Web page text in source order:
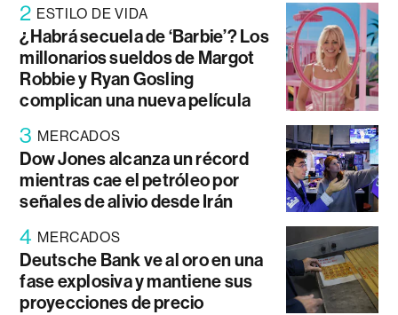
2 ESTILO DE VIDA
¿Habrá secuela de ‘Barbie’? Los
millonarios sueldos de Margot
Robbie y Ryan Gosling
complican una nueva película
3 MERCADOS
Dow Jones alcanza un récord
mientras cae el petróleo por
señales de alivio desde Irán
4 MERCADOS
Deutsche Bank ve al oro en una
fase explosiva y mantiene sus
proyecciones de precio